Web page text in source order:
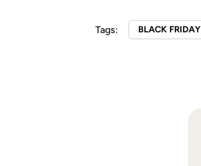
Tags: BLACK FRIDAY